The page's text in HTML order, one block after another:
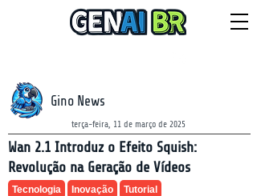
Gino News
terça-feira, 11 de março de 2025
Wan 2.1 Introduz o Efeito Squish:
Revolução na Geração de Vídeos
Tecnologia Inovação Tutorial